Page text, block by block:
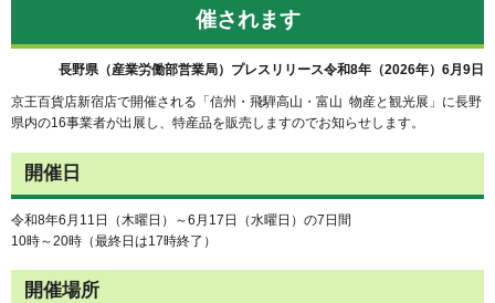
催されます
長野県（産業労働部営業局）プレスリリース令和8年（2026年）6月9日
京王百貨店新宿店で開催される「信州・飛騨高山・富山 物産と観光展」に長野
県内の16事業者が出展し、特産品を販売しますのでお知らせします。
開催日
令和8年6月11日（木曜日）～6月17日（水曜日）の7日間
10時～20時（最終日は17時終了）
開催場所